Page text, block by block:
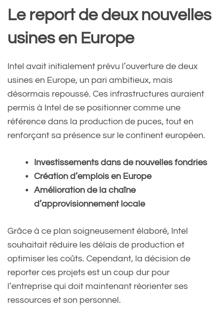
Le report de deux nouvelles
usines en Europe
Intel avait initialement prévu l’ouverture de deux
usines en Europe, un pari ambitieux, mais
désormais repoussé. Ces infrastructures auraient
permis à Intel de se positionner comme une
référence dans la production de puces, tout en
renforçant sa présence sur le continent européen.
Investissements dans de nouvelles fondries
Création d’emplois en Europe
Amélioration de la chaîne
d’approvisionnement locale
Grâce à ce plan soigneusement élaboré, Intel
souhaitait réduire les délais de production et
optimiser les coûts. Cependant, la décision de
reporter ces projets est un coup dur pour
l’entreprise qui doit maintenant réorienter ses
ressources et son personnel.